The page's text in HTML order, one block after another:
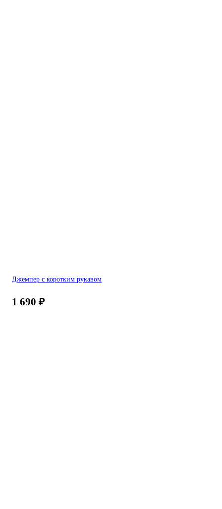
Джемпер с коротким рукавом
1 690 ₽